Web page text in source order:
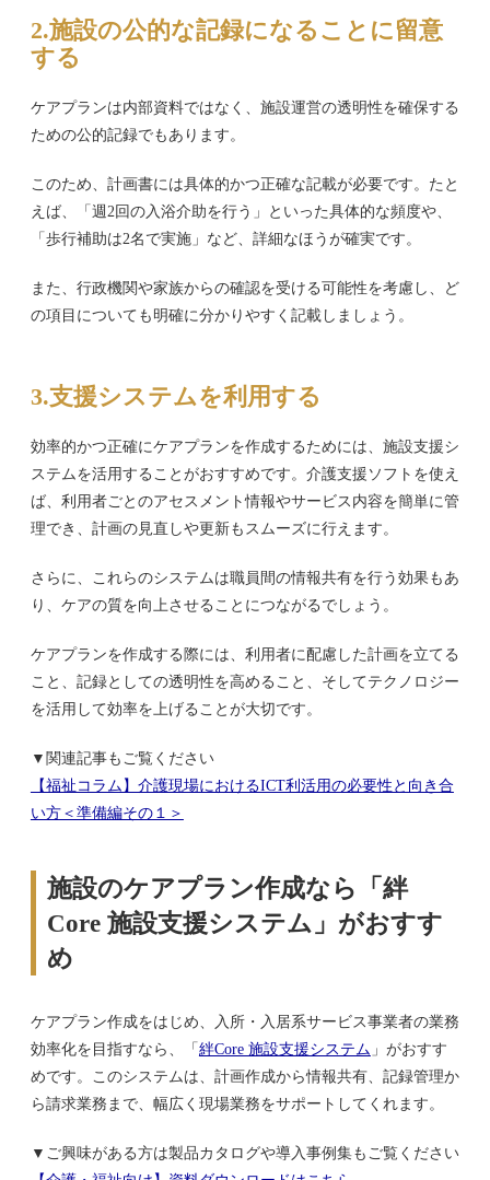
2.施設の公的な記録になることに留意
する
ケアプランは内部資料ではなく、施設運営の透明性を確保する
ための公的記録でもあります。
このため、計画書には具体的かつ正確な記載が必要です。たと
えば、「週2回の入浴介助を行う」といった具体的な頻度や、
「歩行補助は2名で実施」など、詳細なほうが確実です。
また、行政機関や家族からの確認を受ける可能性を考慮し、ど
の項目についても明確に分かりやすく記載しましょう。
3.支援システムを利用する
効率的かつ正確にケアプランを作成するためには、施設支援シ
ステムを活用することがおすすめです。介護支援ソフトを使え
ば、利用者ごとのアセスメント情報やサービス内容を簡単に管
理でき、計画の見直しや更新もスムーズに行えます。
さらに、これらのシステムは職員間の情報共有を行う効果もあ
り、ケアの質を向上させることにつながるでしょう。
ケアプランを作成する際には、利用者に配慮した計画を立てる
こと、記録としての透明性を高めること、そしてテクノロジー
を活用して効率を上げることが大切です。
▼関連記事もご覧ください
【福祉コラム】介護現場におけるICT利活用の必要性と向き合
い方＜準備編その１＞
施設のケアプラン作成なら「絆
Core 施設支援システム」がおすす
め
ケアプラン作成をはじめ、入所・入居系サービス事業者の業務
効率化を目指すなら、「 絆Core 施設支援システム 」がおすす
めです。このシステムは、計画作成から情報共有、記録管理か
ら請求業務まで、幅広く現場業務をサポートしてくれます。
▼ご興味がある方は製品カタログや導入事例集もご覧ください